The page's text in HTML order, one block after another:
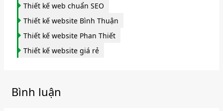
Thiết kế web chuẩn SEO
Thiết kế website Bình Thuận
Thiết kế website Phan Thiết
Thiết kế website giá rẻ
Bình luận